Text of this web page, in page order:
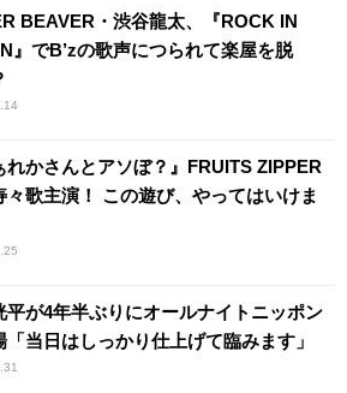
BEAVER・渋谷龍太、『ROCK IN
』でB’zの歌声につられて楽屋を脱
れかさんとアソぼ？』FRUITS ZIPPER
々歌主演！ この遊び、やってはいけま
平が4年半ぶりにオールナイトニッポン
「当日はしっかり仕上げて臨みます」